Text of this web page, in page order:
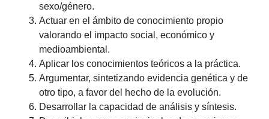
sexo/género.
Actuar en el ámbito de conocimiento propio
valorando el impacto social, económico y
medioambiental.
Aplicar los conocimientos teóricos a la práctica.
Argumentar, sintetizando evidencia genética y de
otro tipo, a favor del hecho de la evolución.
Desarrollar la capacidad de análisis y síntesis.